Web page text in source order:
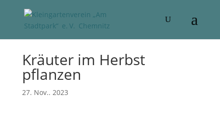
Kräuter im Herbst
pflanzen
27. Nov.. 2023